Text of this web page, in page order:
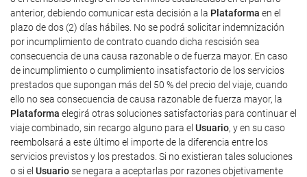
anterior, debiendo comunicar esta decisión a la Plataforma en el
plazo de dos (2) días hábiles. No se podrá solicitar indemnización
por incumplimiento de contrato cuando dicha rescisión sea
consecuencia de una causa razonable o de fuerza mayor. En caso
de incumplimiento o cumplimiento insatisfactorio de los servicios
prestados que supongan más del 50 % del precio del viaje, cuando
ello no sea consecuencia de causa razonable de fuerza mayor, la
Plataforma elegirá otras soluciones satisfactorias para continuar el
viaje combinado, sin recargo alguno para el Usuario, y en su caso
reembolsará a este último el importe de la diferencia entre los
servicios previstos y los prestados. Si no existieran tales soluciones
o si el Usuariose negara a aceptarlas por razones objetivamente